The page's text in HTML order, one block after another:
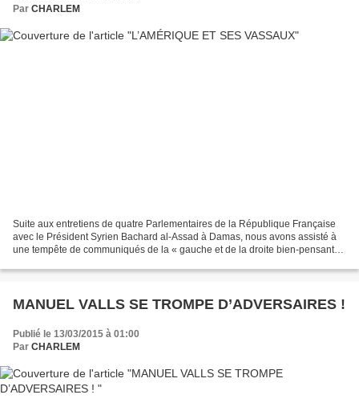
Par CHARLEM
Suite aux entretiens de quatre Parlementaires de la République Française
avec le Président Syrien Bachard al-Assad à Damas, nous avons assisté à
une tempête de communiqués de la « gauche et de la droite bien-pensantes
MANUEL VALLS SE TROMPE D’ADVERSAIRES !
Publié le 13/03/2015 à 01:00
Par CHARLEM